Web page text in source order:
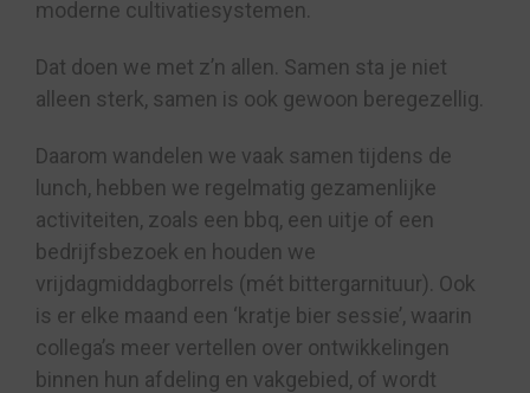
moderne cultivatiesystemen.
Dat doen we met z’n allen. Samen sta je niet
alleen sterk, samen is ook gewoon beregezellig.
Daarom wandelen we vaak samen tijdens de
lunch, hebben we regelmatig gezamenlijke
activiteiten, zoals een bbq, een uitje of een
bedrijfsbezoek en houden we
vrijdagmiddagborrels (mét bittergarnituur). Ook
is er elke maand een ‘kratje bier sessie’, waarin
collega’s meer vertellen over ontwikkelingen
binnen hun afdeling en vakgebied, of wordt